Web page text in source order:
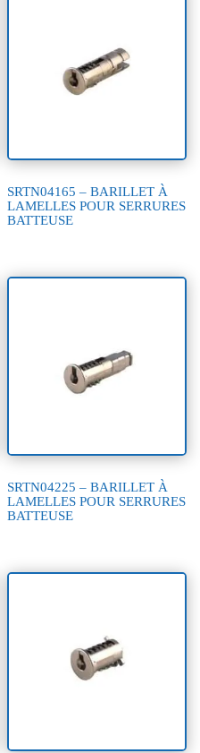
SRTN04165 – BARILLET À
LAMELLES POUR SERRURES
BATTEUSE
SRTN04225 – BARILLET À
LAMELLES POUR SERRURES
BATTEUSE